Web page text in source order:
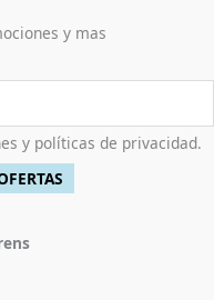
y mas
y políticas de privacidad.